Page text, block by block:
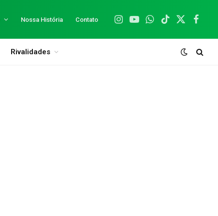
Nossa História Contato
Instagram
YouTubeWhatsApp
TikTok
X
Rivalidades